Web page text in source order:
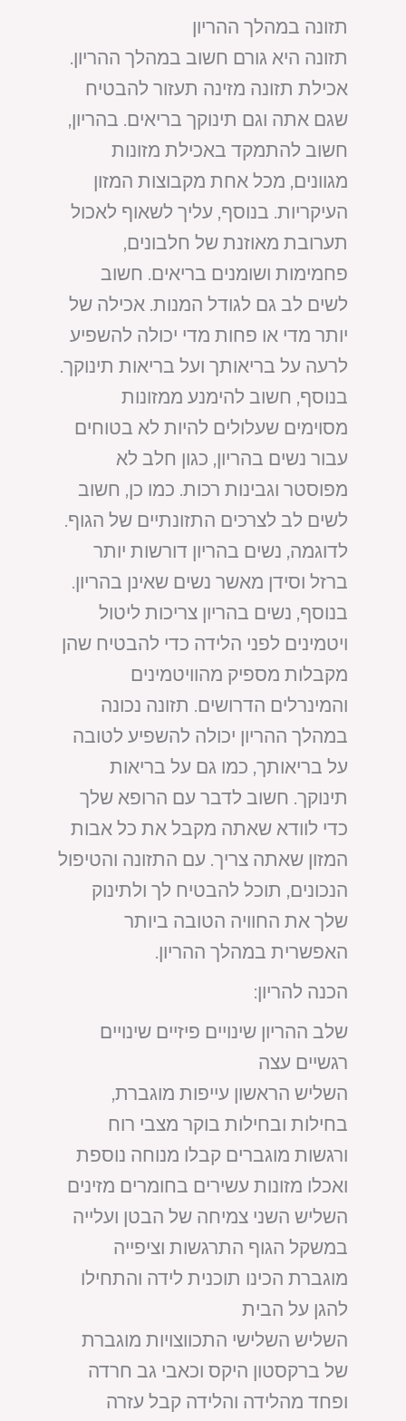
תזונה במהלך ההריון
תזונה היא גורם חשוב במהלך ההריון.
אכילת תזונה מזינה תעזור להבטיח
שגם אתה וגם תינוקך בריאים. בהריון,
חשוב להתמקד באכילת מזונות
מגוונים, מכל אחת מקבוצות המזון
העיקריות. בנוסף, עליך לשאוף לאכול
תערובת מאוזנת של חלבונים,
פחמימות ושומנים בריאים. חשוב
לשים לב גם לגודל המנות. אכילה של
יותר מדי או פחות מדי יכולה להשפיע
לרעה על בריאותך ועל בריאות תינוקך.
בנוסף, חשוב להימנע ממזונות
מסוימים שעלולים להיות לא בטוחים
עבור נשים בהריון, כגון חלב לא
מפוסטר וגבינות רכות. כמו כן, חשוב
לשים לב לצרכים התזונתיים של הגוף.
לדוגמה, נשים בהריון דורשות יותר
ברזל וסידן מאשר נשים שאינן בהריון.
בנוסף, נשים בהריון צריכות ליטול
ויטמינים לפני הלידה כדי להבטיח שהן
מקבלות מספיק מהוויטמינים
והמינרלים הדרושים. תזונה נכונה
במהלך ההריון יכולה להשפיע לטובה
על בריאותך, כמו גם על בריאות
תינוקך. חשוב לדבר עם הרופא שלך
כדי לוודא שאתה מקבל את כל אבות
המזון שאתה צריך. עם התזונה והטיפול
הנכונים, תוכל להבטיח לך ולתינוק
שלך את החוויה הטובה ביותר
האפשרית במהלך ההריון.
הכנה להריון:
שלב ההריון שינויים פיזיים שינויים
רגשיים עצה
השליש הראשון עייפות מוגברת,
בחילות ובחילות בוקר מצבי רוח
ורגשות מוגברים קבלו מנוחה נוספת
ואכלו מזונות עשירים בחומרים מזינים
השליש השני צמיחה של הבטן ועלייה
במשקל הגוף התרגשות וציפייה
מוגברת הכינו תוכנית לידה והתחילו
להגן על הבית
השליש השלישי התכווצויות מוגברת
של ברקסטון היקס וכאבי גב חרדה
ופחד מהלידה והלידה קבל עזרה